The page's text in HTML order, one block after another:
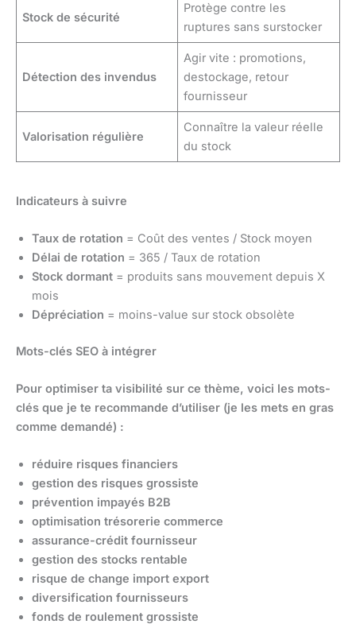
Stock de sécurité
Protège contre les
ruptures sans surstocker
Détection des invendus
Agir vite : promotions,
destockage, retour
fournisseur
Valorisation régulière
Connaître la valeur réelle
du stock
Indicateurs à suivre
Taux de rotation = Coût des ventes / Stock moyen
Délai de rotation = 365 / Taux de rotation
Stock dormant = produits sans mouvement depuis X
mois
Dépréciation = moins-value sur stock obsolète
Mots-clés SEO à intégrer
Pour optimiser ta visibilité sur ce thème, voici les mots-
clés que je te recommande d’utiliser (je les mets en gras
comme demandé) :
réduire risques financiers
gestion des risques grossiste
prévention impayés B2B
optimisation trésorerie commerce
assurance-crédit fournisseur
gestion des stocks rentable
risque de change import export
diversification fournisseurs
fonds de roulement grossiste